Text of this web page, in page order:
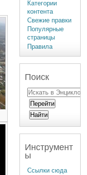
Категории
контента
Свежие правки
Популярные
страницы
Правила
Поиск
Инструмент
ы
Ссылки сюда